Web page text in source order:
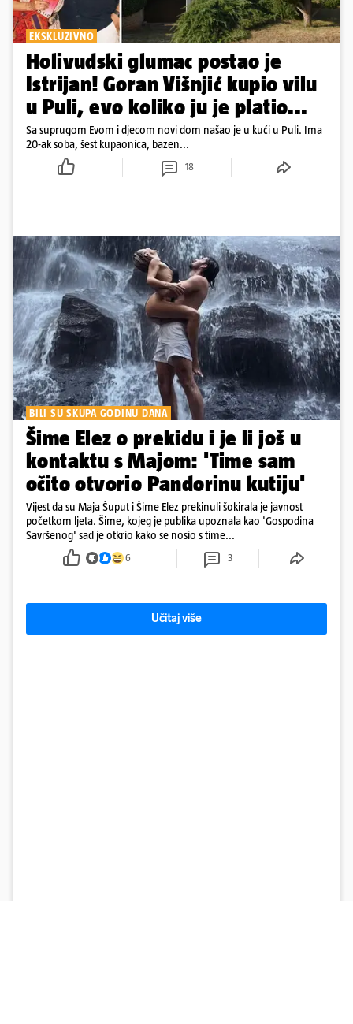
EKSKLUZIVNO
Holivudski glumac postao je
Istrijan! Goran Višnjić kupio vilu
u Puli, evo koliko ju je platio...
Sa suprugom Evom i djecom novi dom našao je u kući u Puli. Ima
20-ak soba, šest kupaonica, bazen...
18
BILI SU SKUPA GODINU DANA
Šime Elez o prekidu i je li još u
kontaktu s Majom: 'Time sam
očito otvorio Pandorinu kutiju'
Vijest da su Maja Šuput i Šime Elez prekinuli šokirala je javnost
početkom ljeta. Šime, kojeg je publika upoznala kao 'Gospodina
Savršenog' sad je otkrio kako se nosio s time...
6 3
Učitaj više